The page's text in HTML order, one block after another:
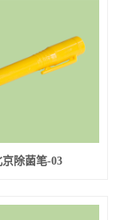
京除菌笔-03